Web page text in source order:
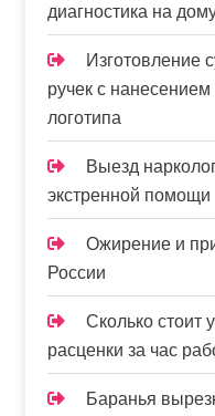
диагностика на
Изготовление
ручек с
логотипа
Выезд
экстренной помощи
Ожирение и
России
Сколько стоит
расценки за час
Баранья